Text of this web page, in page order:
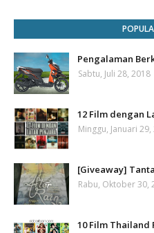
Pengalaman
Sabtu, Juli 28, 2018
12 Film dengan
Minggu, Januari 29,
[Giveaway]
Rabu, Oktober 30,
10 Film Thailand